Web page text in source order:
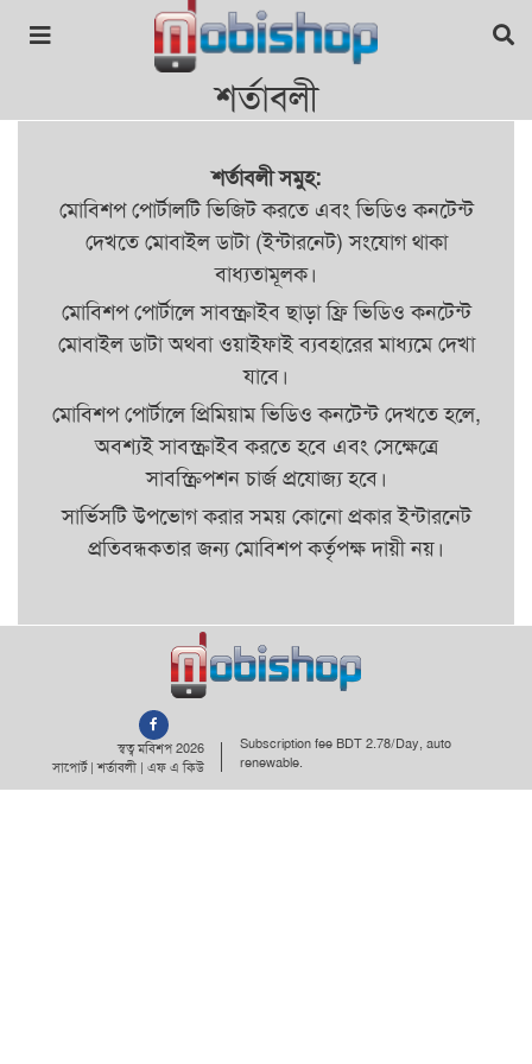
শর্তাবলী
শর্তাবলী সমুহ:
মোবিশপ পোর্টালটি ভিজিট করতে এবং ভিডিও কনটেন্ট
দেখতে মোবাইল ডাটা (ইন্টারনেট) সংযোগ থাকা
বাধ্যতামূলক।
মোবিশপ পোর্টালে সাবস্ক্রাইব ছাড়া ফ্রি ভিডিও কনটেন্ট
মোবাইল ডাটা অথবা ওয়াইফাই ব্যবহারের মাধ্যমে দেখা
যাবে।
মোবিশপ পোর্টালে প্রিমিয়াম ভিডিও কনটেন্ট দেখতে হলে,
অবশ্যই সাবস্ক্রাইব করতে হবে এবং সেক্ষেত্রে
সাবস্ক্রিপশন চার্জ প্রযোজ্য হবে।
সার্ভিসটি উপভোগ করার সময় কোনো প্রকার ইন্টারনেট
প্রতিবন্ধকতার জন্য মোবিশপ কর্তৃপক্ষ দায়ী নয়।
Subscription fee BDT 2.78/Day, auto
renewable.
স্বত্ব মবিশপ 2026
সাপোর্ট | শর্তাবলী | এফ এ কিউ